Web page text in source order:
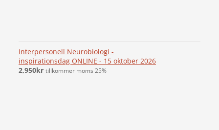
Interpersonell Neurobiologi -
inspirationsdag ONLINE - 15 oktober 2026
2,950kr tillkommer moms 25%